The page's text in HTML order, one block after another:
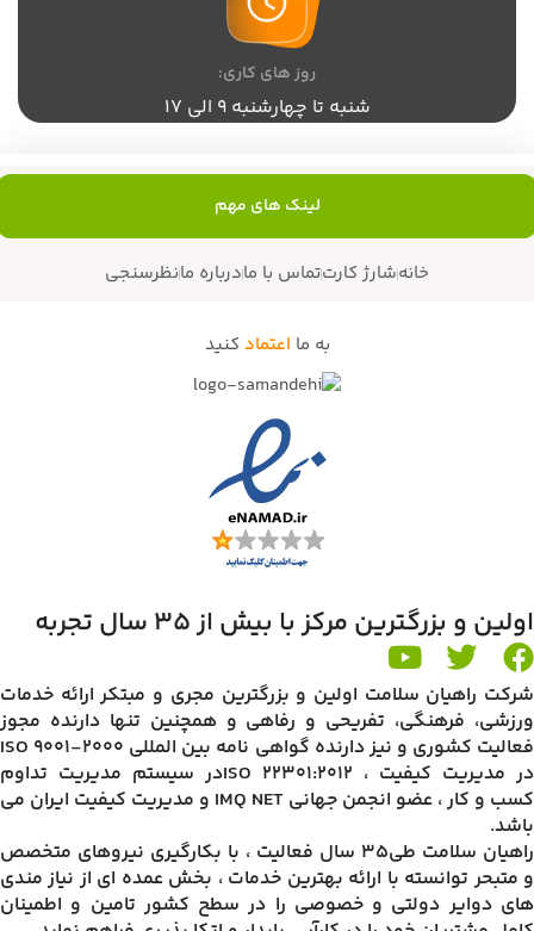
روز های کاری:
شنبه تا چهارشنبه 9 الی 17
لینک های مهم
خانهشارژ کارتتماس با مادرباره مانظرسنجی
اولین و بزرگترین مرکز با بیش از 35 سال تجربه
شرکت راهیان سلامت اولین و بزرگترین مجری و مبتکر ارائه خدمات
ورزشی، فرهنگی، تفریحی و رفاهی و همچنین تنها دارنده مجوز
فعالیت کشوری و نیز دارنده گواهی نامه بین المللی ISO 9001-2000
در مدیریت کیفیت ، ISO 22301:2012در سیستم مدیریت تداوم
کسب و کار ، عضو انجمن جهانی IMQ NET و مدیریت کیفیت ایران می
باشد.
راهیان سلامت طی35 سال فعالیت ، با بکارگیری نیروهای متخصص
و متبحر توانسته با ارائه بهترین خدمات ، بخش عمده ای از نیاز مندی
های دوایر دولتی و خصوصی را در سطح کشور تامین و اطمینان
به ما اعتماد کنید